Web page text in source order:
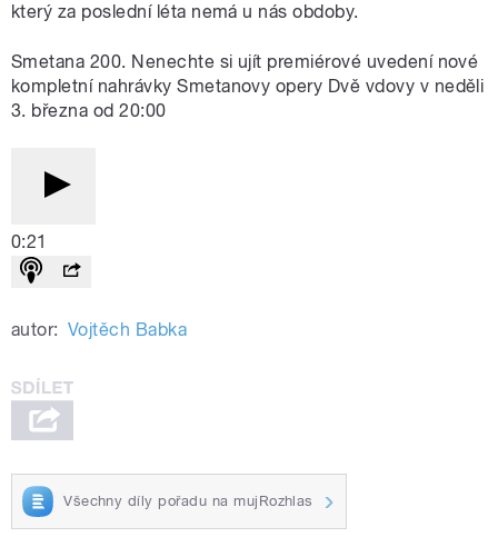
který za poslední léta nemá u nás obdoby.
Smetana 200. Nenechte si ujít premiérové uvedení nové
kompletní nahrávky Smetanovy opery Dvě vdovy v neděli
3. března od 20:00
0:21
autor: Vojtěch Babka
Všechny díly pořadu na mujRozhlas